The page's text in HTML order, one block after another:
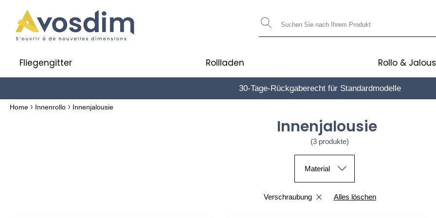
Fliegengitter Rollladen Rollo &
30-Tage-Rückgaberecht für Standardmodelle
Home Innenrollo Innenjalousie
Innenjalousie
(3 produkte)
Material
Verschraubung Alles löschen